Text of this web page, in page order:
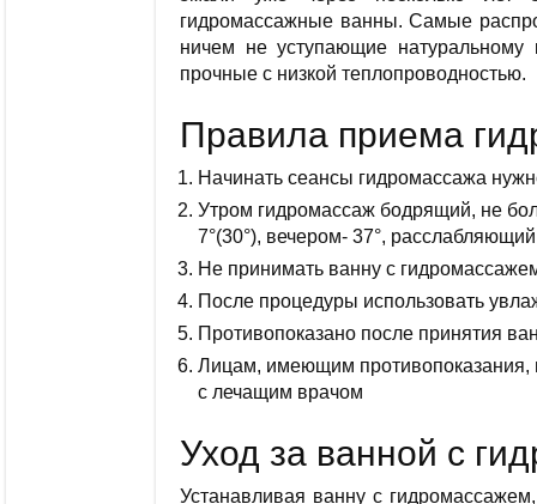
гидромассажные ванны. Самые
ничем не уступающие
прочные с низкой теплопроводностью.
Правила приема
Начинать сеансы гидромассажа
Утром гидромассаж бодрящий, не
7°(30°), вечером- 37°,
Не принимать ванну с
После процедуры использовать
Противопоказано после принятия
Лицам, имеющим противопоказания,
с лечащим врачом
Уход за ванной с
Устанавливая ванну с